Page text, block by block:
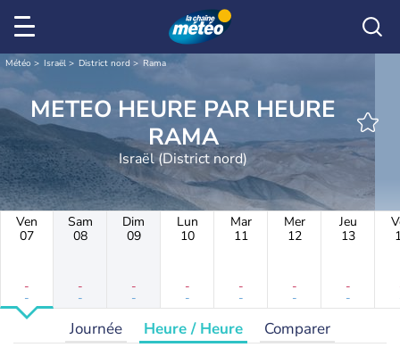
Météo Israël District nord Rama
METEO HEURE PAR HEURE
RAMA
Israël (District nord)
Ven
07
-
-
Sam
08
-
-
Dim
09
-
-
Lun
10
-
-
Mar
11
-
-
Mer
12
-
-
Jeu
13
-
-
Journée Heure / Heure Comparer